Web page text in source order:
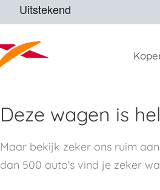
Deze wagen is
Maar bekijk zeker ons ruim
dan 500 auto's vind je zeker